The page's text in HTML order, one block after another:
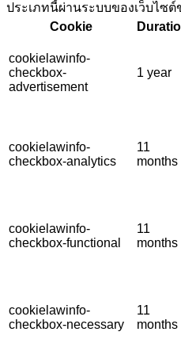
ประเภทนี้ผ่านระบบของเว็บไซต์
Cookie
cookielawinfo-
checkbox-
advertisement
1 year
cookielawinfo-
checkbox-analytics
11
months
cookielawinfo-
checkbox-functional
11
months
cookielawinfo-
checkbox-necessary
11
months